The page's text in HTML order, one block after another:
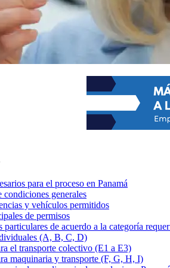
para el proceso en Panamá
condiciones generales
y vehículos permitidos
de permisos
particulares de acuerdo a la categoría
(A, B, C, D)
el transporte colectivo (E1 a E3)
maquinaria y transporte (F, G, H, I)